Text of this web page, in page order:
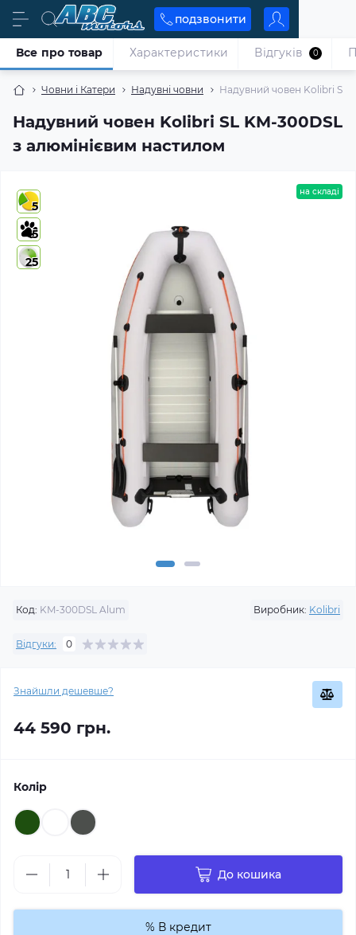
подзвонити
Човни і Катери Надувні човни Надувний човен Kolibri SL
Надувний човен Kolibri SL KM-300DSL
з алюмінієвим настилом
Все про товар Характеристики Відгуків 0
5
5
25
на складі
Код: KM-300DSL Alum Виробник: Kolibri
Відгуки: 0
Знайшли дешевше?
44 590 грн.
Колір
До кошика
% В кредит